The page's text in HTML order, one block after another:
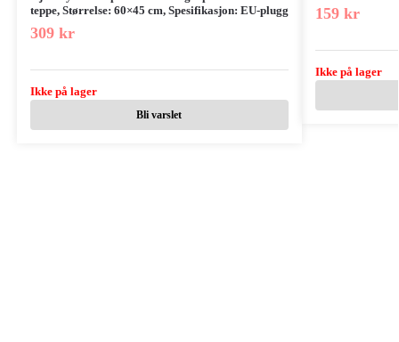
teppe, Størrelse: 60×45 cm, Spesifikasjon: EU-plugg
309 kr
Ikke på lager
Bli varslet
159 kr
Ikke på lager